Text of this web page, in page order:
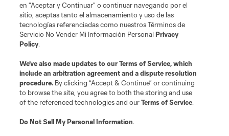
en “Aceptar y Continuar” o continuar navegando por el
sitio, aceptas tanto el almacenamiento y uso de las
tecnologías referenciadas como nuestros Términos de
Servicio No Vender Mi Información PersonalPrivacy
Policy.
We’ve also made updates to ourTerms of Service, which
include an arbitration agreement and a dispute resolution
procedure. By clicking “Accept & Continue” or continuing
to browse the site, you agree to both the storing and use
of the referenced technologies and ourTerms of Service.
Do Not Sell My Personal Information.